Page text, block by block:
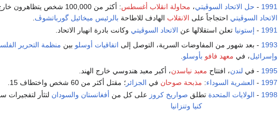
1991
- حل الاتحاد السوڤيتي، محاولة انقلاب أغسطس: أكثر من 100,000 شخص يتظاهرون خارج مبنى برلمان
الاتحاد السوڤيتي احتجاجاً على الانقلاب الهادف للاطاحة بالرئيس ميخائيل گورباتشوڤ.
1991
- إستونيا تعلن استقلالها عن الاتحاد السوڤيتي وكانت بادرة انهيار الاتحاد.
1993 - بعد شهور من المفاوضات السرية، التوصل إلى اتفاقيات أوسلو بين منظمة التحرير
وإسرائيل، في معهد فافو بأوسلو
1995 - في لندن، افتتاح معبد نياسدن، أكبر معبد هندوسي خارج الهند.
1997
- العشرية السوداء: مذبحة صوحان في الجزائر؛ مقتل أكثر من 60 شخص واختطاف 15.
1998
- الولايات المتحدة تطلق صواريخ كروز على كل من أفغانستان والسودان لتثأر لتفجيرات
كنيا وتنزانيا